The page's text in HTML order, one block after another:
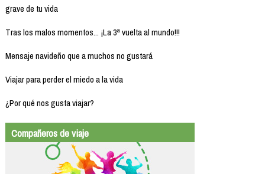
grave de tu vida
Tras los malos momentos... ¡La 3ª vuelta al mundo!!!
Mensaje navideño que a muchos no gustará
Viajar para perder el miedo a la vida
¿Por qué nos gusta viajar?
Compañeros de viaje